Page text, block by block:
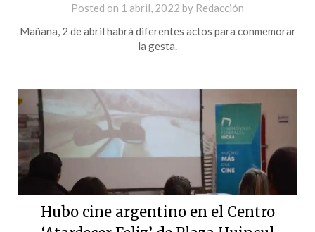
Posted on 1 abril, 2022 by Redacción
Mañana, 2 de abril habrá diferentes actos para conmemorar
la gesta.
Hubo cine argentino en el Centro